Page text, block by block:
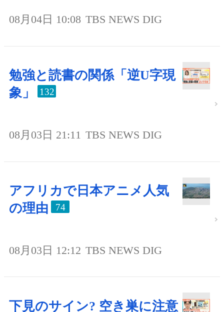
08月04日 10:08 TBS NEWS DIG
勉強と読書の関係「逆U字現
象」
132
08月03日 21:11 TBS NEWS DIG
アフリカで日本アニメ人気
の理由
74
08月03日 12:12 TBS NEWS DIG
下見のサイン? 空き巣に注意